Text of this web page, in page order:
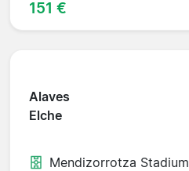
151 €
Alaves
Elche
Mendizorrotza Stadium